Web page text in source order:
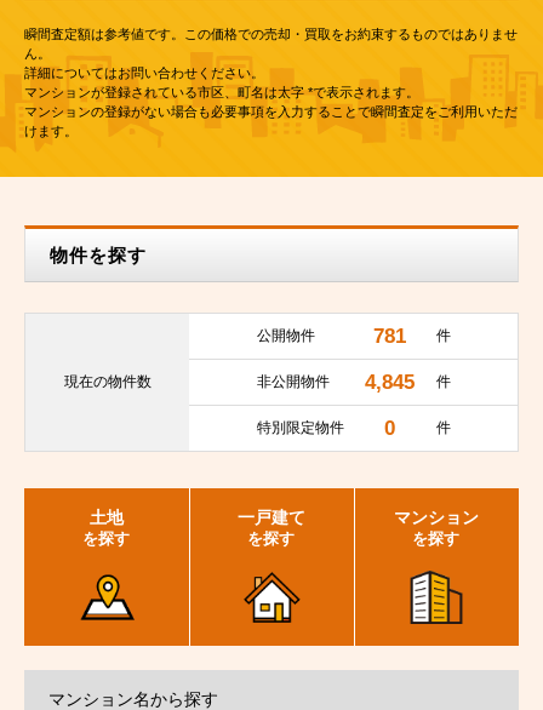
瞬間査定額は参考値です。この価格での売却・買取をお約束するものではありませ
ん。
詳細についてはお問い合わせください。
マンションが登録されている市区、町名は太字 *で表示されます。
マンションの登録がない場合も必要事項を入力することで瞬間査定をご利用いただ
けます。
物件を探す
現在の物件数
公開物件 781 件
非公開物件 4,845 件
特別限定物件 0 件
土地
を探す
一戸建て
を探す
マンション
を探す
マンション名から探す